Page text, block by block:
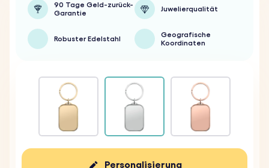
90 Tage Geld-zurück-
Garantie
Juwelierqualität
Robuster Edelstahl
Geografische
Koordinaten
Personalisierung